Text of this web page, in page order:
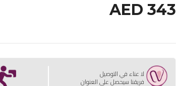
AED 343
لا عناء في التوصيل
فريقنا سيحصل على العنوان